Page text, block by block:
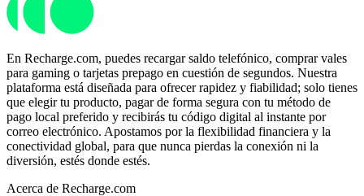
En Recharge.com, puedes recargar saldo telefónico, comprar vales
para gaming o tarjetas prepago en cuestión de segundos. Nuestra
plataforma está diseñada para ofrecer rapidez y fiabilidad; solo tienes
que elegir tu producto, pagar de forma segura con tu método de
pago local preferido y recibirás tu código digital al instante por
correo electrónico. Apostamos por la flexibilidad financiera y la
conectividad global, para que nunca pierdas la conexión ni la
diversión, estés donde estés.
Acerca de Recharge.com